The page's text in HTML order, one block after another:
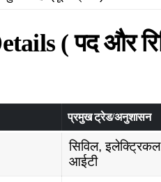
( पद और
प्रमुख ट्रेड/अनुशासन
सिविल,
आईटी